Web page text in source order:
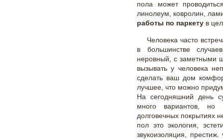
пола может
линолеум, ковролин,
работы по паркету в
Человека часто
в большинстве
неровный, с заметными
вызывать у человека
сделать ваш дом
лучшее, что можно
На сегодняшний день
много вариантов, но
долговечных покрытиях
пол это экология,
звукоизоляция,